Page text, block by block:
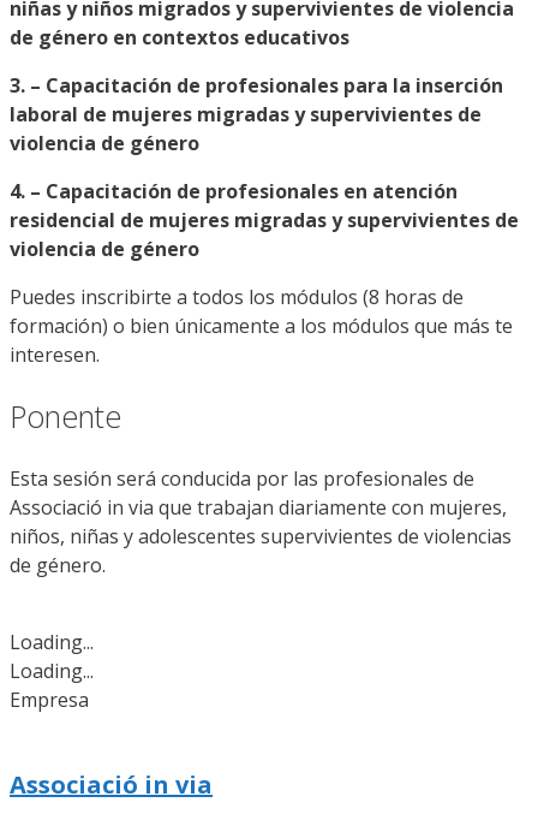
niñas y niños migrados y supervivientes de violencia
de género en contextos educativos
3. – Capacitación de profesionales para la inserción
laboral de mujeres migradas y supervivientes de
violencia de género
4. – Capacitación de profesionales en atención
residencial de mujeres migradas y supervivientes de
violencia de género
Puedes inscribirte a todos los módulos (8 horas de
formación) o bien únicamente a los módulos que más te
interesen.
Ponente
Esta sesión será conducida por las profesionales de
Associació in via que trabajan diariamente con mujeres,
niños, niñas y adolescentes supervivientes de violencias
de género.
Loading...
Loading...
Empresa
Associació in via